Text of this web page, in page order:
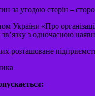
за угодою сторін –
України «Про
зв’язку з одночасною
розташоване